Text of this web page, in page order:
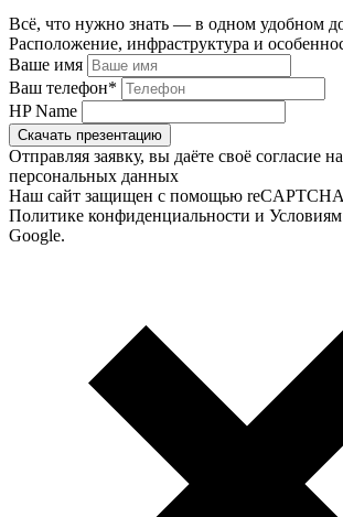
Всё, что нужно знать — в одном удобном
Расположение, инфраструктура и
Ваше имя
Ваш телефон*
HP Name
Скачать презентацию
Отправляя заявку, вы даёте своё согласие
персональных данных
Наш сайт защищен с помощью reCAPTCHA
Политике конфиденциальности и Условиям
Google.